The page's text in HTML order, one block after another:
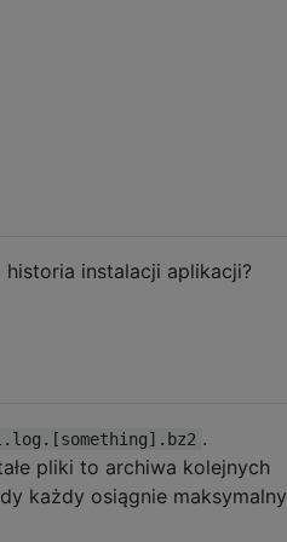
instalacji aplikacji?
.
pliki to archiwa kolejnych
każdy osiągnie maksymalny